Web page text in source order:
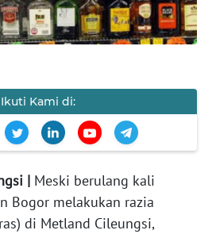
Ikuti Kami di:
| Meski berulang kali
Bogor melakukan razia
di Metland Cileungsi,